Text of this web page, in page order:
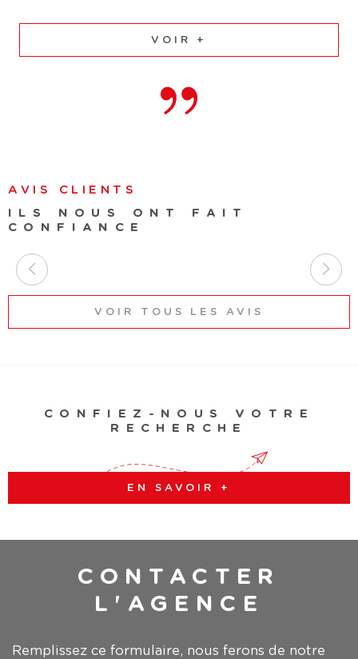
VOIR +
AVIS CLIENTS
ILS NOUS ONT FAIT
CONFIANCE
VOIR TOUS LES AVIS
CONFIEZ-NOUS VOTRE
RECHERCHE
EN SAVOIR +
CONTACTER
L'AGENCE
Remplissez ce formulaire, nous ferons de notre